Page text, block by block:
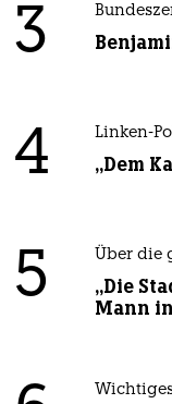
3
4 Linken-
„Dem
5 Über die
„Die
Mann